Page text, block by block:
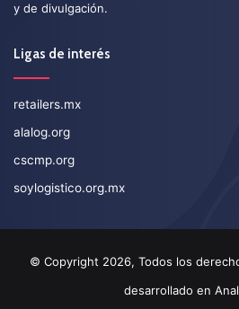
y de divulgación.
Ligas de interés
retailers.mx
alalog.org
cscmp.org
soylogistico.org.mx
© Copyright 2026, Todos los
desarrollado en